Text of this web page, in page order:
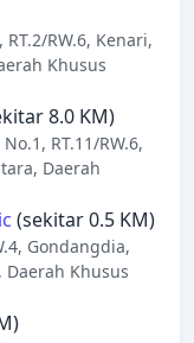
RW.6, Kenari,
Khusus
8.0 KM)
RT.11/RW.6,
Daerah
(sekitar 0.5 KM)
Gondangdia,
Daerah Khusus